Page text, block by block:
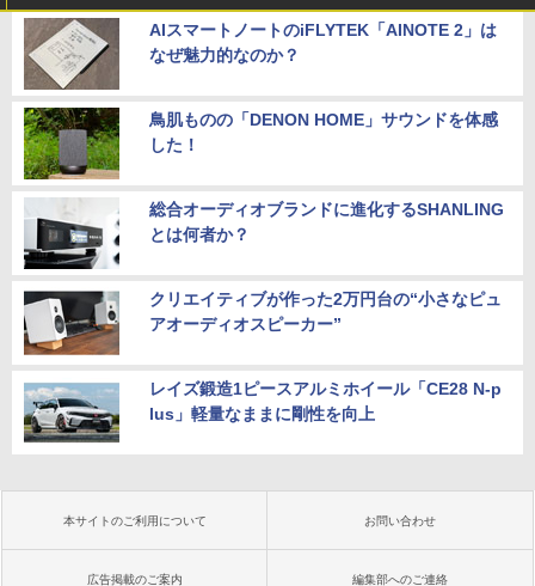
AIスマートノートのiFLYTEK「AINOTE 2」は
なぜ魅力的なのか？
鳥肌ものの「DENON HOME」サウンドを体感
した！
総合オーディオブランドに進化するSHANLING
とは何者か？
クリエイティブが作った2万円台の“小さなピュ
アオーディオスピーカー”
レイズ鍛造1ピースアルミホイール「CE28 N-p
lus」軽量なままに剛性を向上
本サイトのご利用について お問い合わせ
広告掲載のご案内 編集部へのご連絡